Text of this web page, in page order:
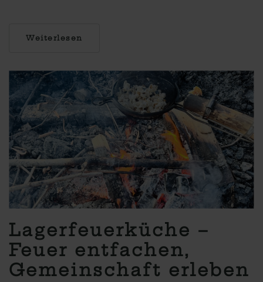
Weiterlesen
Lagerfeuerküche –
Feuer entfachen,
Gemeinschaft erleben